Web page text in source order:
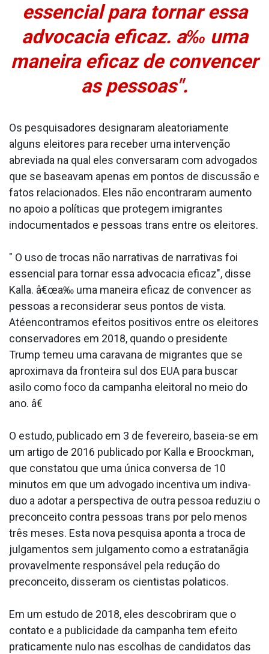
essencial para tornar essa
advocacia eficaz. a‰ uma
maneira eficaz de convencer
as pessoas".
Os pesquisadores designaram aleatoriamente
alguns eleitores para receber uma intervenção
abreviada na qual eles conversaram com advogados
que se baseavam apenas em pontos de discussão e
fatos relacionados. Eles não encontraram aumento
no apoio a políticas que protegem imigrantes
indocumentados e pessoas trans entre os eleitores.
" O uso de trocas não narrativas de narrativas foi
essencial para tornar essa advocacia eficaz", disse
Kalla. â€œa‰ uma maneira eficaz de convencer as
pessoas a reconsiderar seus pontos de vista.
Atéencontramos efeitos positivos entre os eleitores
conservadores em 2018, quando o presidente
Trump temeu uma caravana de migrantes que se
aproximava da fronteira sul dos EUA para buscar
asilo como foco da campanha eleitoral no meio do
ano. â€
O estudo, publicado em 3 de fevereiro, baseia-se em
um artigo de 2016 publicado por Kalla e Broockman,
que constatou que uma única conversa de 10
minutos em que um advogado incentiva um indiva­
duo a adotar a perspectiva de outra pessoa reduziu o
preconceito contra pessoas trans por pelo menos
três meses. Esta nova pesquisa aponta a troca de
julgamentos sem julgamento como a estratanãgia
provavelmente responsável pela redução do
preconceito, disseram os cientistas pola­ticos.
Em um estudo de 2018, eles descobriram que o
contato e a publicidade da campanha tem efeito
praticamente nulo nas escolhas de candidatos das